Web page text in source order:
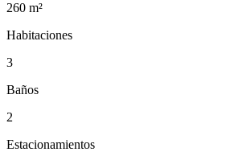
260 m²
Habitaciones
3
Baños
2
Estacionamientos